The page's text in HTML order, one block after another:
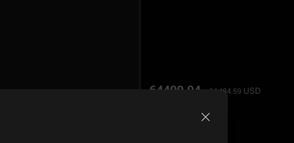
64499.94 64,484.59 USD